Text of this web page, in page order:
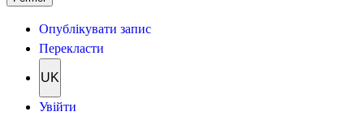
Опублікувати запис
Перекласти
UK
Увійти